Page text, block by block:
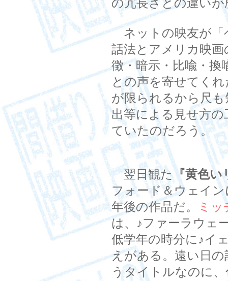
の冗長さとの違い
ネットの映友が「
話法とアメリカ映
徴・暗示・比喩・
との声を寄せてく
が限られるから尺
出等による見せ方
ていたのだろう。
翌日観た『黄色い
フォード＆ウェイ
年後の作品だ。
ミ
は、♪ファーラウェ
低学年の時分に♪イ
えがある。遠い日
うタイトルなのに